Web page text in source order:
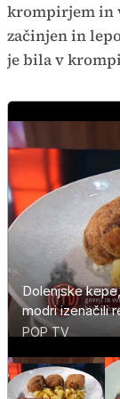
krompirjem in
začinjen in
je bila v
Dolenjske
modri izenačili
POP TV
Rdečim je pri
točko odnesel
POP TV